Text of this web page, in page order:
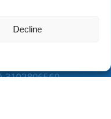
Decline
3164234635
3102806560